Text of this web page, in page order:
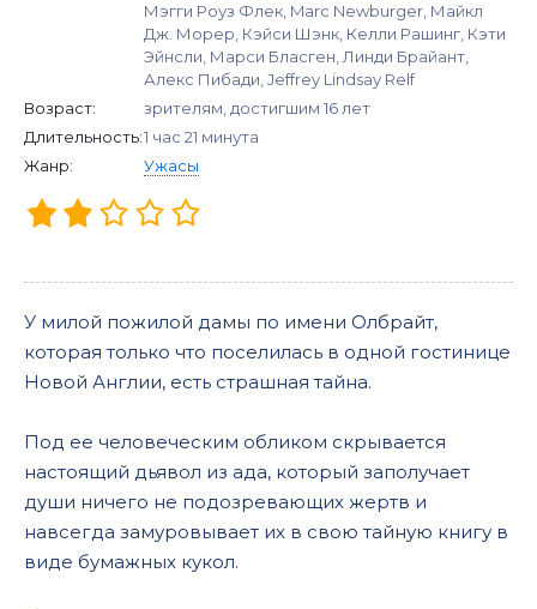
Мэгги Роуз Флек, Marc Newburger, Майкл
Дж. Морер, Кэйси Шэнк, Келли Рашинг, Кэти
Эйнсли, Марси Бласген, Линди Брайант,
Алекс Пибади, Jeffrey Lindsay Relf
Возраст:
зрителям, достигшим 16 лет
Длительность:1 час 21 минута
Жанр:
Ужасы
У милой пожилой дамы по имени Олбрайт,
которая только что поселилась в одной гостинице
Новой Англии, есть страшная тайна.
Под ее человеческим обликом скрывается
настоящий дьявол из ада, который заполучает
души ничего не подозревающих жертв и
навсегда замуровывает их в свою тайную книгу в
виде бумажных кукол.